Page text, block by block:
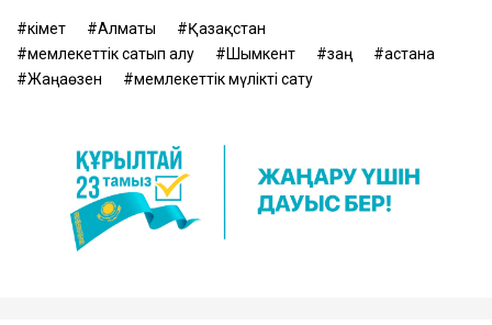
Үкімет Алматы
Қазақстан
мемлекеттік сатып алу
Шымкент заң
астана
Жаңаөзен
мемлекеттік мүлікті сату